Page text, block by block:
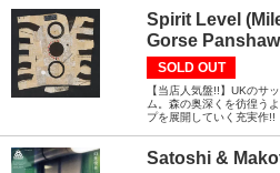
Spirit Level
Gorse
SOLD OUT
【当店人気盤!!】UKのサ
ム。森の奥深くを彷徨う
プを展開していく充実作!!
Satoshi &